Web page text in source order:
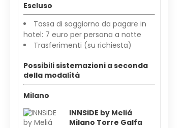
Escluso
Tassa di soggiorno da pagare in
hotel: 7 euro per persona a notte
Trasferimenti (su richiesta)
Possibili sistemazioni a seconda
della modalità
Milano
INNSiDE by Meliá
Milano Torre Galfa